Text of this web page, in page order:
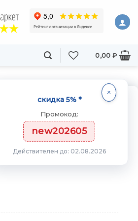
0,00 ₽
Топы и майки
скидка 5% *
Промокод:
new202605
Действителен до: 02.08.2026